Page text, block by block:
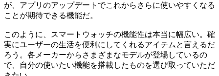
が、アプリのアップデートでこれからさらに使いやすくなる
ことが期待できる機能だ。
このように、スマートウォッチの機能性は本当に幅広い。確
実にユーザーの生活を便利にしてくれるアイテムと言えるだ
ろう。各メーカーからさまざまなモデルが登場しているの
で、自分の使いたい機能を搭載したものを選び取っていただ